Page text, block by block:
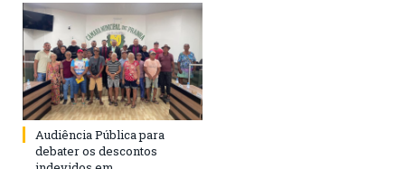
Audiência Pública para
debater os descontos